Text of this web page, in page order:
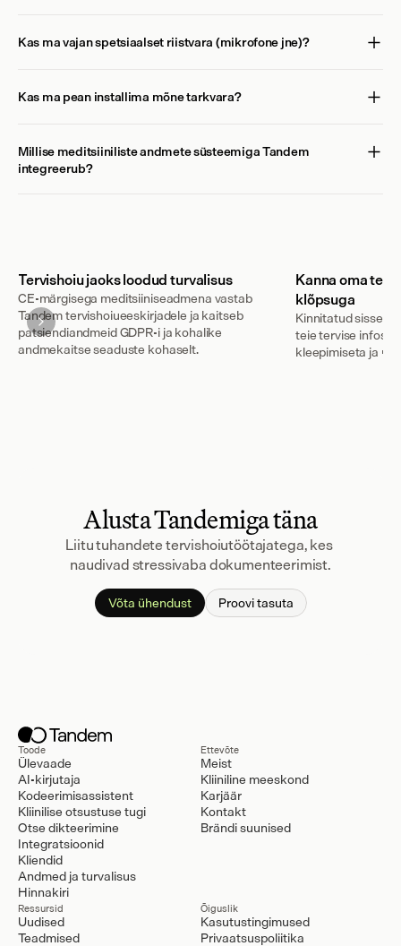
Kas ma vajan spetsiaalset riistvara (mikrofone jne)?
Kas ma pean installima mõne tarkvara?
Millise meditsiiniliste andmete süsteemiga Tandem
integreerub?
Tervishoiu jaoks loodud turvalisus
CE-märgisega meditsiiniseadmena vastab
Tandem tervishoiueeskirjadele ja kaitseb
patsiendiandmeid GDPR-i ja kohalike
andmekaitse seaduste kohaselt.
Kanna oma
klõpsuga
Kinnitatud
teie tervise
kleepimiseta ja
Alusta Tandemiga täna
Liitu tuhandete tervishoiutöötajatega, kes
naudivad stressivaba dokumenteerimist.
Võta ühendust Proovi tasuta
Toode
Ülevaade
AI-kirjutaja
Kodeerimisassistent
Kliinilise otsustuse tugi
Otse dikteerimine
Integratsioonid
Kliendid
Andmed ja turvalisus
Hinnakiri
Ettevõte
Meist
Kliiniline meeskond
Karjäär
Kontakt
Brändi suunised
Ressursid
Uudised
Teadmised
Õiguslik
Kasutustingimused
Privaatsuspoliitika